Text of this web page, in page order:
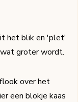
het blik en 'plet'
groter wordt.
over het
een blokje kaas